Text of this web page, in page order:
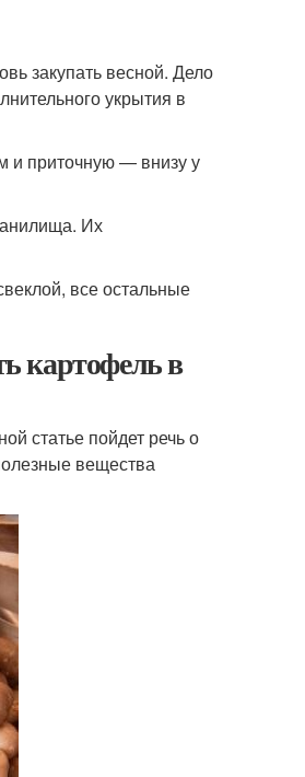
закупать весной. Дело
укрытия в
и приточную — внизу у
Их
все остальные
картофель в
статье пойдет речь о
вещества